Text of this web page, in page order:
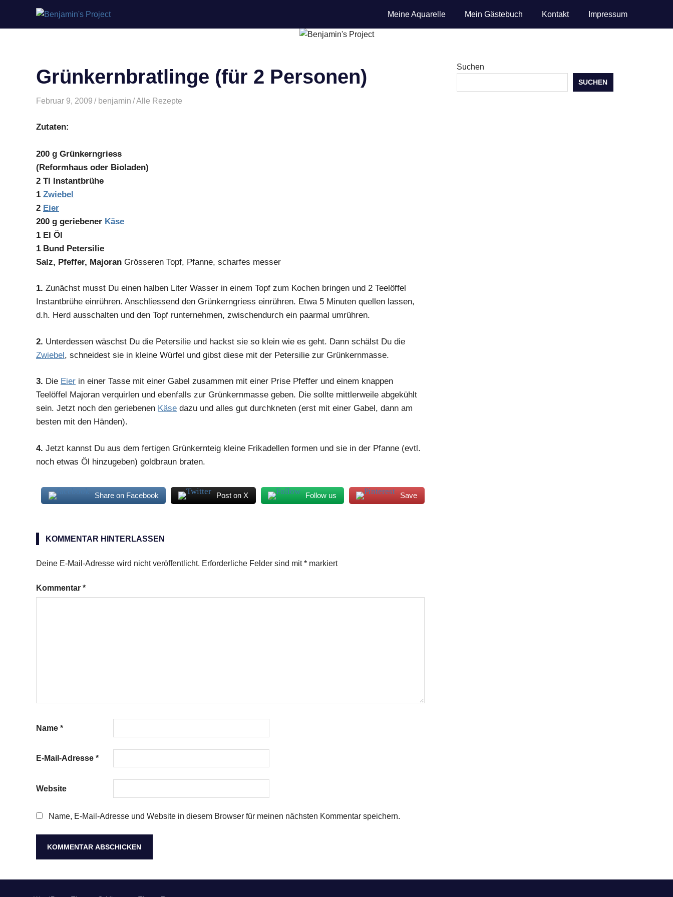
Meine Aquarelle Mein Gästebuch Kontakt Impressum
Grünkernbratlinge (für 2 Personen)
Februar 9, 2009 benjamin Alle Rezepte
Zutaten:
200 g Grünkerngriess
(Reformhaus oder Bioladen)
2 Tl Instantbrühe
1 Zwiebel
2 Eier
200 g geriebener Käse
1 El Öl
1 Bund Petersilie
Salz, Pfeffer, Majoran Grösseren Topf, Pfanne, scharfes messer
1. Zunächst musst Du einen halben Liter Wasser in einem Topf zum Kochen bringen und 2 Teelöffel
Instantbrühe einrühren. Anschliessend den Grünkerngriess einrühren. Etwa 5 Minuten quellen lassen,
d.h. Herd ausschalten und den Topf runternehmen, zwischendurch ein paarmal umrühren.
2. Unterdessen wäschst Du die Petersilie und hackst sie so klein wie es geht. Dann schälst Du die
Zwiebel, schneidest sie in kleine Würfel und gibst diese mit der Petersilie zur Grünkernmasse.
3. Die Eier in einer Tasse mit einer Gabel zusammen mit einer Prise Pfeffer und einem knappen
Teelöffel Majoran verquirlen und ebenfalls zur Grünkernmasse geben. Die sollte mittlerweile abgekühlt
sein. Jetzt noch den geriebenen Käse dazu und alles gut durchkneten (erst mit einer Gabel, dann am
besten mit den Händen).
4. Jetzt kannst Du aus dem fertigen Grünkernteig kleine Frikadellen formen und sie in der Pfanne (evtl.
noch etwas Öl hinzugeben) goldbraun braten.
Share on Facebook Post on X Follow us Save
KOMMENTAR HINTERLASSEN
Deine E-Mail-Adresse wird nicht veröffentlicht. Erforderliche Felder sind mit* markiert
Kommentar *
Name *
E-Mail-Adresse *
Website
Name, E-Mail-Adresse und Website in diesem Browser für meinen nächsten Kommentar speichern.
Suchen
SUCHEN